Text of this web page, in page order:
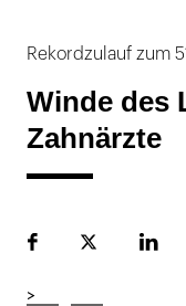
Rekordzulauf zum
Winde des
Zahnärzte
FacebookPlattform
>